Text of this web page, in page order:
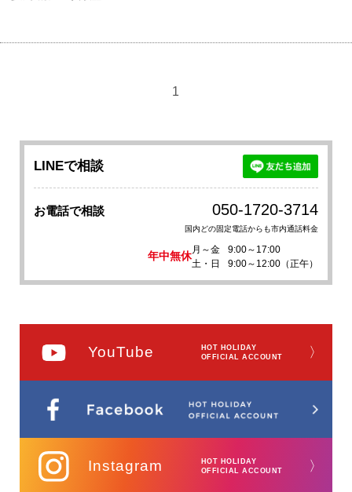
1
LINEで相談
お電話で相談 050-1720-3714
国内どの固定電話からも市内通話料金
年中無休
月～金
9:00～17:00
土・日
9:00～12:00（正午）
YouTube
HOT HOLIDAY
OFFICIAL ACCOUNT
〉
Instagram
HOT HOLIDAY
OFFICIAL ACCOUNT
〉